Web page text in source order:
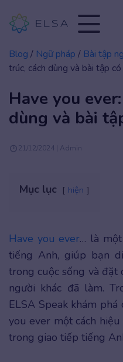
Blog / Ngữ pháp / Bài tập
trúc, cách dùng và bài tập
Have you
dùng và bài
21/12/2024 | Admin
Mục lục hiện
Have you ever… là
tiếng Anh, giúp bạn
trong cuộc sống và đặt
người khác đã làm.
ELSA Speak khám
you ever một cách
trong giao tiếp tiếng